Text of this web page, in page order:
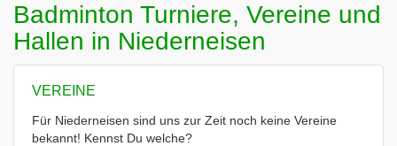
Badminton Turniere, Vereine und
Hallen in Niederneisen
VEREINE
Für Niederneisen sind uns zur Zeit noch keine Vereine
bekannt! Kennst Du welche?